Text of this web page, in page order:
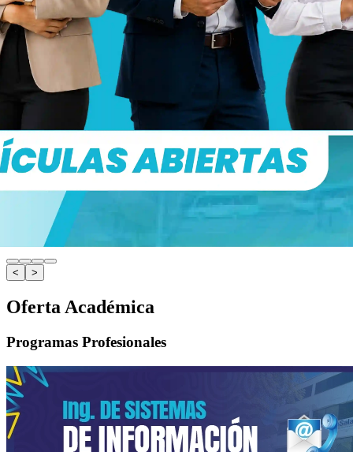
< >
Oferta Académica
Programas Profesionales